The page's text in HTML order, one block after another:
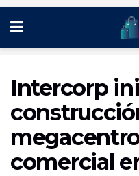
Intercorp
comercial